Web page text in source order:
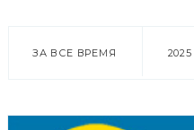
ЗА ВСЕ ВРЕМЯ 2025